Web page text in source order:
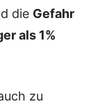
die Gefahr
als 1%
zu